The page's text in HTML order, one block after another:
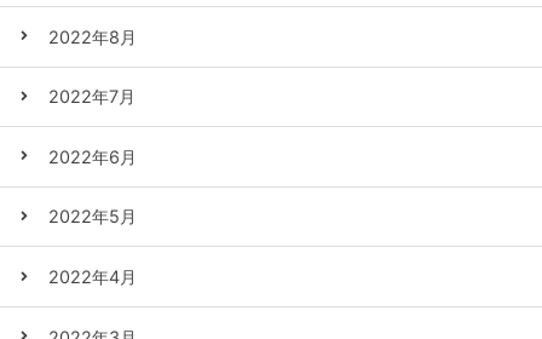
2022年8月
2022年7月
2022年6月
2022年5月
2022年4月